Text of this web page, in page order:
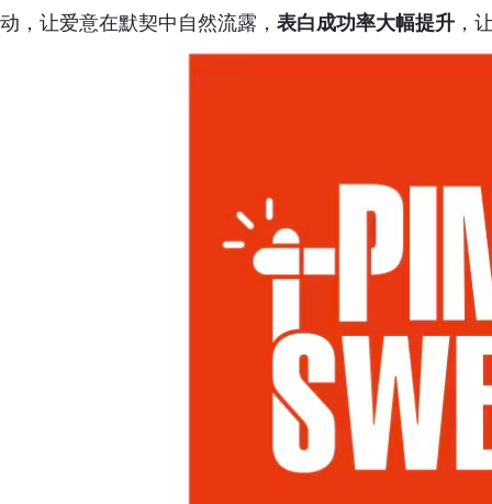
动，让爱意在默契中自然流露， 表白成功率大幅提升 ，